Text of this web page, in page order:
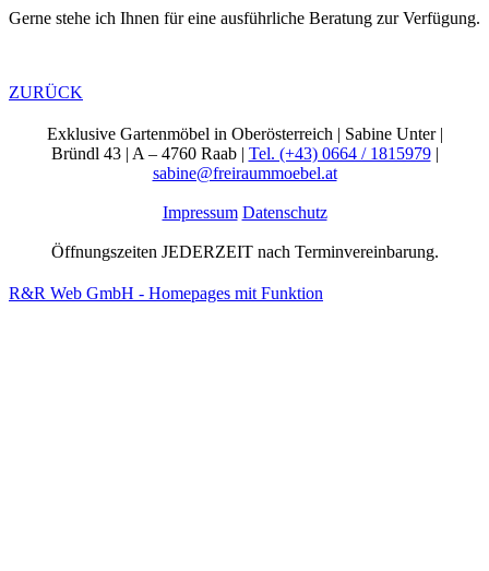
Gerne stehe ich Ihnen für eine ausführliche Beratung zur Verfügung.
ZURÜCK
Exklusive Gartenmöbel in Oberösterreich | Sabine Unter |
Bründl 43 | A – 4760 Raab | Tel. (+43) 0664 / 1815979|
sabine@freiraummoebel.at
Impressum Datenschutz
Öffnungszeiten JEDERZEIT nach Terminvereinbarung.
R&R Web GmbH - Homepages mit Funktion